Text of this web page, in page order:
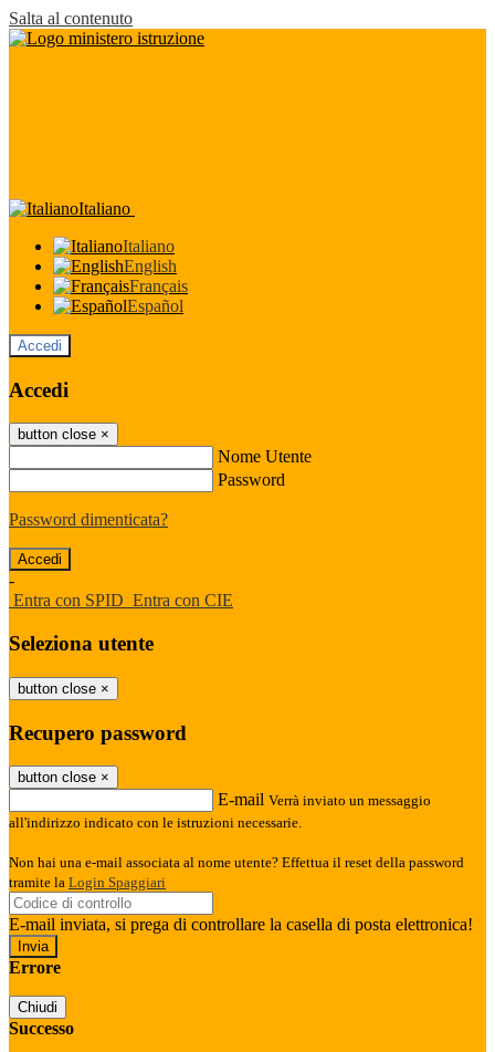
Salta al contenuto
Italiano
Italiano
English
Français
Español
Accedi
Accedi
button close ×
Nome Utente
Password
Password dimenticata?
-
Entra con SPID Entra con CIE
Seleziona utente
button close ×
Recupero password
button close ×
E-mail Verrà inviato un messaggio
all'indirizzo indicato con le istruzioni necessarie.
Non hai una e-mail associata al nome utente? Effettua il reset della password
tramite la Login Spaggiari
E-mail inviata, si prega di controllare la casella di posta elettronica!
Errore
Chiudi
Successo